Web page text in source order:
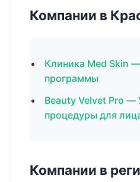
Компании в
Клиника Med Skin
программы
Beauty Velvet Pro —
процедуры для
Компании в